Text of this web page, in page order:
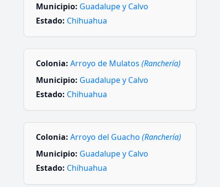
Municipio: Guadalupe y Calvo
Estado: Chihuahua
Colonia: Arroyo de Mulatos (Ranchería)
Municipio: Guadalupe y Calvo
Estado: Chihuahua
Colonia: Arroyo del Guacho (Ranchería)
Municipio: Guadalupe y Calvo
Estado: Chihuahua